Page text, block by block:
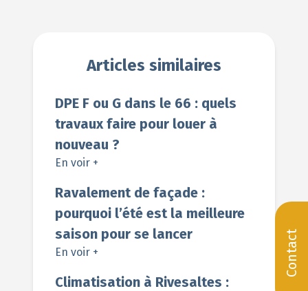
Contact
Articles similaires
DPE F ou G dans le 66 : quels
travaux faire pour louer à
nouveau ?
En voir +
Ravalement de façade :
pourquoi l’été est la meilleure
saison pour se lancer
En voir +
Climatisation à Rivesaltes :